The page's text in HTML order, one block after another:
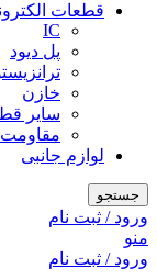
قطعات
IC
پل دیود
خازن
سایر
مقاومت
لوازم جانبی
جستجو
ورود / ثبت نام
منو
ورود / ثبت نام